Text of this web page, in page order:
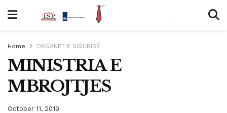
Home ORGANET E SIGURISË
MINISTRIA E
MBROJTJES
October 11, 2019